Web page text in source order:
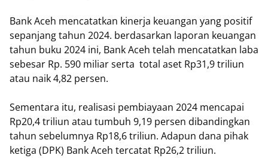
Bank Aceh mencatatkan kinerja keuangan yang positif
sepanjang tahun 2024. berdasarkan laporan keuangan
tahun buku 2024 ini, Bank Aceh telah mencatatkan laba
sebesar Rp. 590 miliar serta total aset Rp31,9 triliun
atau naik 4,82 persen.
Sementara itu, realisasi pembiayaan 2024 mencapai
Rp20,4 triliun atau tumbuh 9,19 persen dibandingkan
tahun sebelumnya Rp18,6 triliun. Adapun dana pihak
ketiga (DPK) Bank Aceh tercatat Rp26,2 triliun.